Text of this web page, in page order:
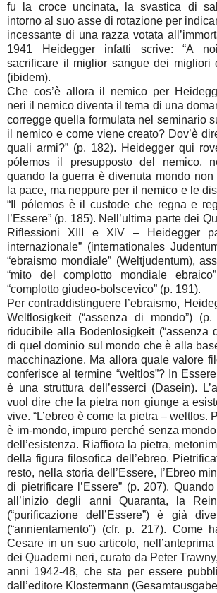
fu la croce uncinata, la svastica di
intorno al suo asse di rotazione per
incessante di una razza votata
1941 Heidegger infatti scrive: “A
sacrificare il miglior sangue dei migliori
(ibidem).
Che cos’è allora il nemico per
neri il nemico diventa il tema di una
corregge quella formulata nel seminario
il nemico e come viene creato? Dov’è
quali armi?” (p. 182). Heidegger qui
pólemos il presupposto del nemico,
quando la guerra è divenuta mondo non
la pace, ma neppure per il nemico e le
“Il pólemos è il custode che regna e
l’Essere” (p. 185). Nell’ultima parte dei
Riflessioni XIII e XIV – Heidegger
internazionale” (internationales
“ebraismo mondiale” (Weltjudentum),
“mito del complotto mondiale
“complotto giudeo-bolscevico” (p. 191).
Per contraddistinguere l’ebraismo,
Weltlosigkeit (“assenza di mondo”)
riducibile alla Bodenlosigkeit (“assenza
di quel dominio sul mondo che è alla
macchinazione. Ma allora quale valore
conferisce al termine “weltlos”? In
è una struttura dell’esserci (Dasein).
vuol dire che la pietra non giunge a
vive. “L’ebreo è come la pietra – weltlos.
è im-mondo, impuro perché senza
dell’esistenza. Riaffiora la pietra,
della figura filosofica dell’ebreo.
resto, nella storia dell’Essere, l’Ebreo
di pietrificare l’Essere” (p. 207).
all’inizio degli anni Quaranta, la
(“purificazione dell’Essere”) è già
(“annientamento”) (cfr. p. 217). Come
Cesare in un suo articolo,
dei Quaderni neri, curato da Peter
anni 1942-48, che sta per essere
dall’editore Klostermann